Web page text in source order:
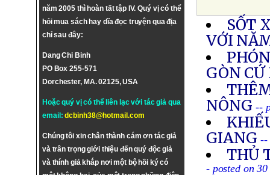
năm 2005 thì hoàn tất tập IV. Quý vị có thể
hỏi mua sách hay dĩa đọc truyện qua địa
chỉ sau đây:
Dang Chi Binh
PO Box 255-571
Dorchester, MA. 02125, USA
Hoặc quý vị có thể liên lạc với tác giả qua
email:dcbinh38@hotmail.com
Chúng tôi xin chân thành cám ơn tác giả
và trân trọng giới thiệu đến quý độc giả
và thính giả khắp nơi một bộ hồi ký có
SỐT
VỚI
GÒN
NÔNG --
GIANG --
THỦ